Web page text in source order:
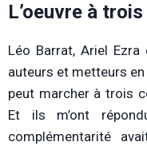
L’oeuvre à
Léo Barrat, Ariel
auteurs et metteurs
peut marcher à trois
Et ils m’ont
complémentarité